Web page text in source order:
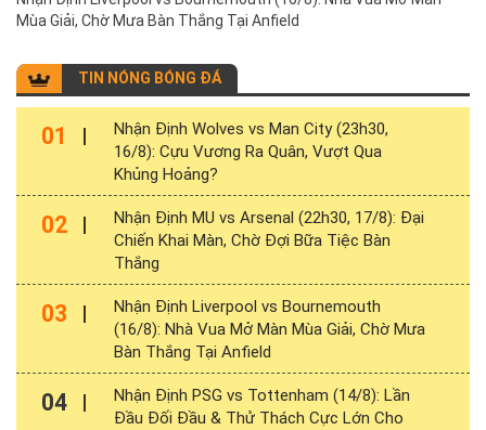
Mùa Giải, Chờ Mưa Bàn Thắng Tại Anfield
TIN NÓNG BÓNG ĐÁ
01
Nhận Định Wolves vs Man City (23h30,
16/8): Cựu Vương Ra Quân, Vượt Qua
Khủng Hoảng?
02
Nhận Định MU vs Arsenal (22h30, 17/8): Đại
Chiến Khai Màn, Chờ Đợi Bữa Tiệc Bàn
Thắng
03
Nhận Định Liverpool vs Bournemouth
(16/8): Nhà Vua Mở Màn Mùa Giải, Chờ Mưa
Bàn Thắng Tại Anfield
04
Nhận Định PSG vs Tottenham (14/8): Lần
Đầu Đối Đầu & Thử Thách Cực Lớn Cho